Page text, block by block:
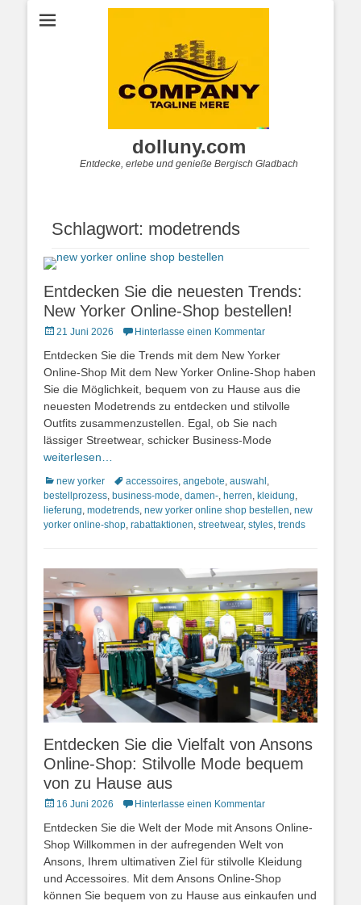
dolluny.com
Entdecke, erlebe und genieße Bergisch Gladbach
Schlagwort: modetrends
Entdecken Sie die neuesten Trends:
New Yorker Online-Shop bestellen!
Posted
21 Juni 2026 Hinterlasse einen Kommentar
Entdecken Sie die Trends mit dem New Yorker
Online-Shop Mit dem New Yorker Online-Shop haben
Sie die Möglichkeit, bequem von zu Hause aus die
neuesten Modetrends zu entdecken und stilvolle
Outfits zusammenzustellen. Egal, ob Sie nach
lässiger Streetwear, schicker Business-Mode
weiterlesen…
Kategorien
new yorker Schlagworte
accessoires, angebote, auswahl ,
bestellprozess, business-mode, damen-, herren, kleidung,
lieferung, modetrends, new yorker online shop bestellen, new
yorker online-shop, rabattaktionen, streetwear, styles, trends
Entdecken Sie die Vielfalt von Ansons
Online-Shop: Stilvolle Mode bequem
von zu Hause aus
Posted
16 Juni 2026 Hinterlasse einen Kommentar
Entdecken Sie die Welt der Mode mit Ansons Online-
Shop Willkommen in der aufregenden Welt von
Ansons, Ihrem ultimativen Ziel für stilvolle Kleidung
und Accessoires. Mit dem Ansons Online-Shop
können Sie bequem von zu Hause aus einkaufen und